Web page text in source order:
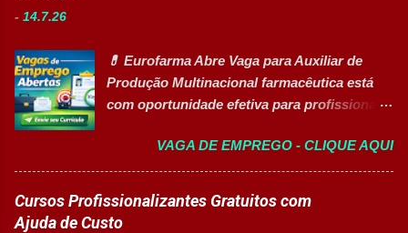
educacionais desenvolv...
abastecer materiais para as linhas de
produção. Separar produtos e insumos
utilizados na fabricação. Realizar paletização
o ambiente de trabalho limpo. Auxiliar
operadores nas atividades produtivas.
Comunicar anormalidades nos
equipamentos à manutenção. Cumprir
- 14.7.26
💊 Eurofarma Abre Vaga para Auxiliar de
Produção Multinacional farmacêutica está
com oportunidade efetiva para profissionais
Deficiência (PcD). 🏢 Sobre a Eurofarma
Com mais de 50 anos de história , a
Eurofarma é uma multinacional brasileira
presente em 22 países , reconhecida pela
VAGA DE EMPREGO - CLIQUE AQUI
Cursos Profissionalizantes Gratuitos com
Ajuda de Custo